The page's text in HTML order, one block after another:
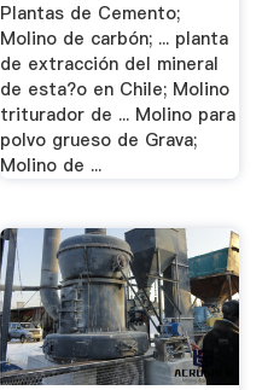
Plantas de Cemento;
Molino de carbón; ... planta
de extracción del mineral
de esta?o en Chile; Molino
triturador de ... Molino para
polvo grueso de Grava;
Molino de ...